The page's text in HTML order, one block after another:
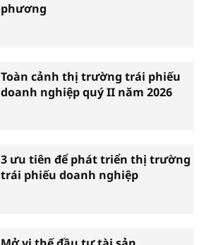
phương
Toàn cảnh thị trường trái phiếu
doanh nghiệp quý II năm 2026
3 ưu tiên để phát triển thị trường
trái phiếu doanh nghiệp